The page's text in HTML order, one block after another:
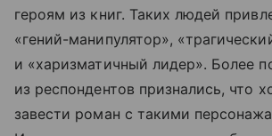
героям из книг. Таких людей
«гений-манипулятор»,
и «харизматичный лидер». Более
из респондентов признались, что
завести роман с такими